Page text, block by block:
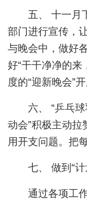
五、 十一月
部门进行宣传，
与晚会中，做好
好“干干净净的来
度的“迎新晚会”
六、 “乒乓
动会”积极主动
用开支问题。把
七、 做到“
通过各项工